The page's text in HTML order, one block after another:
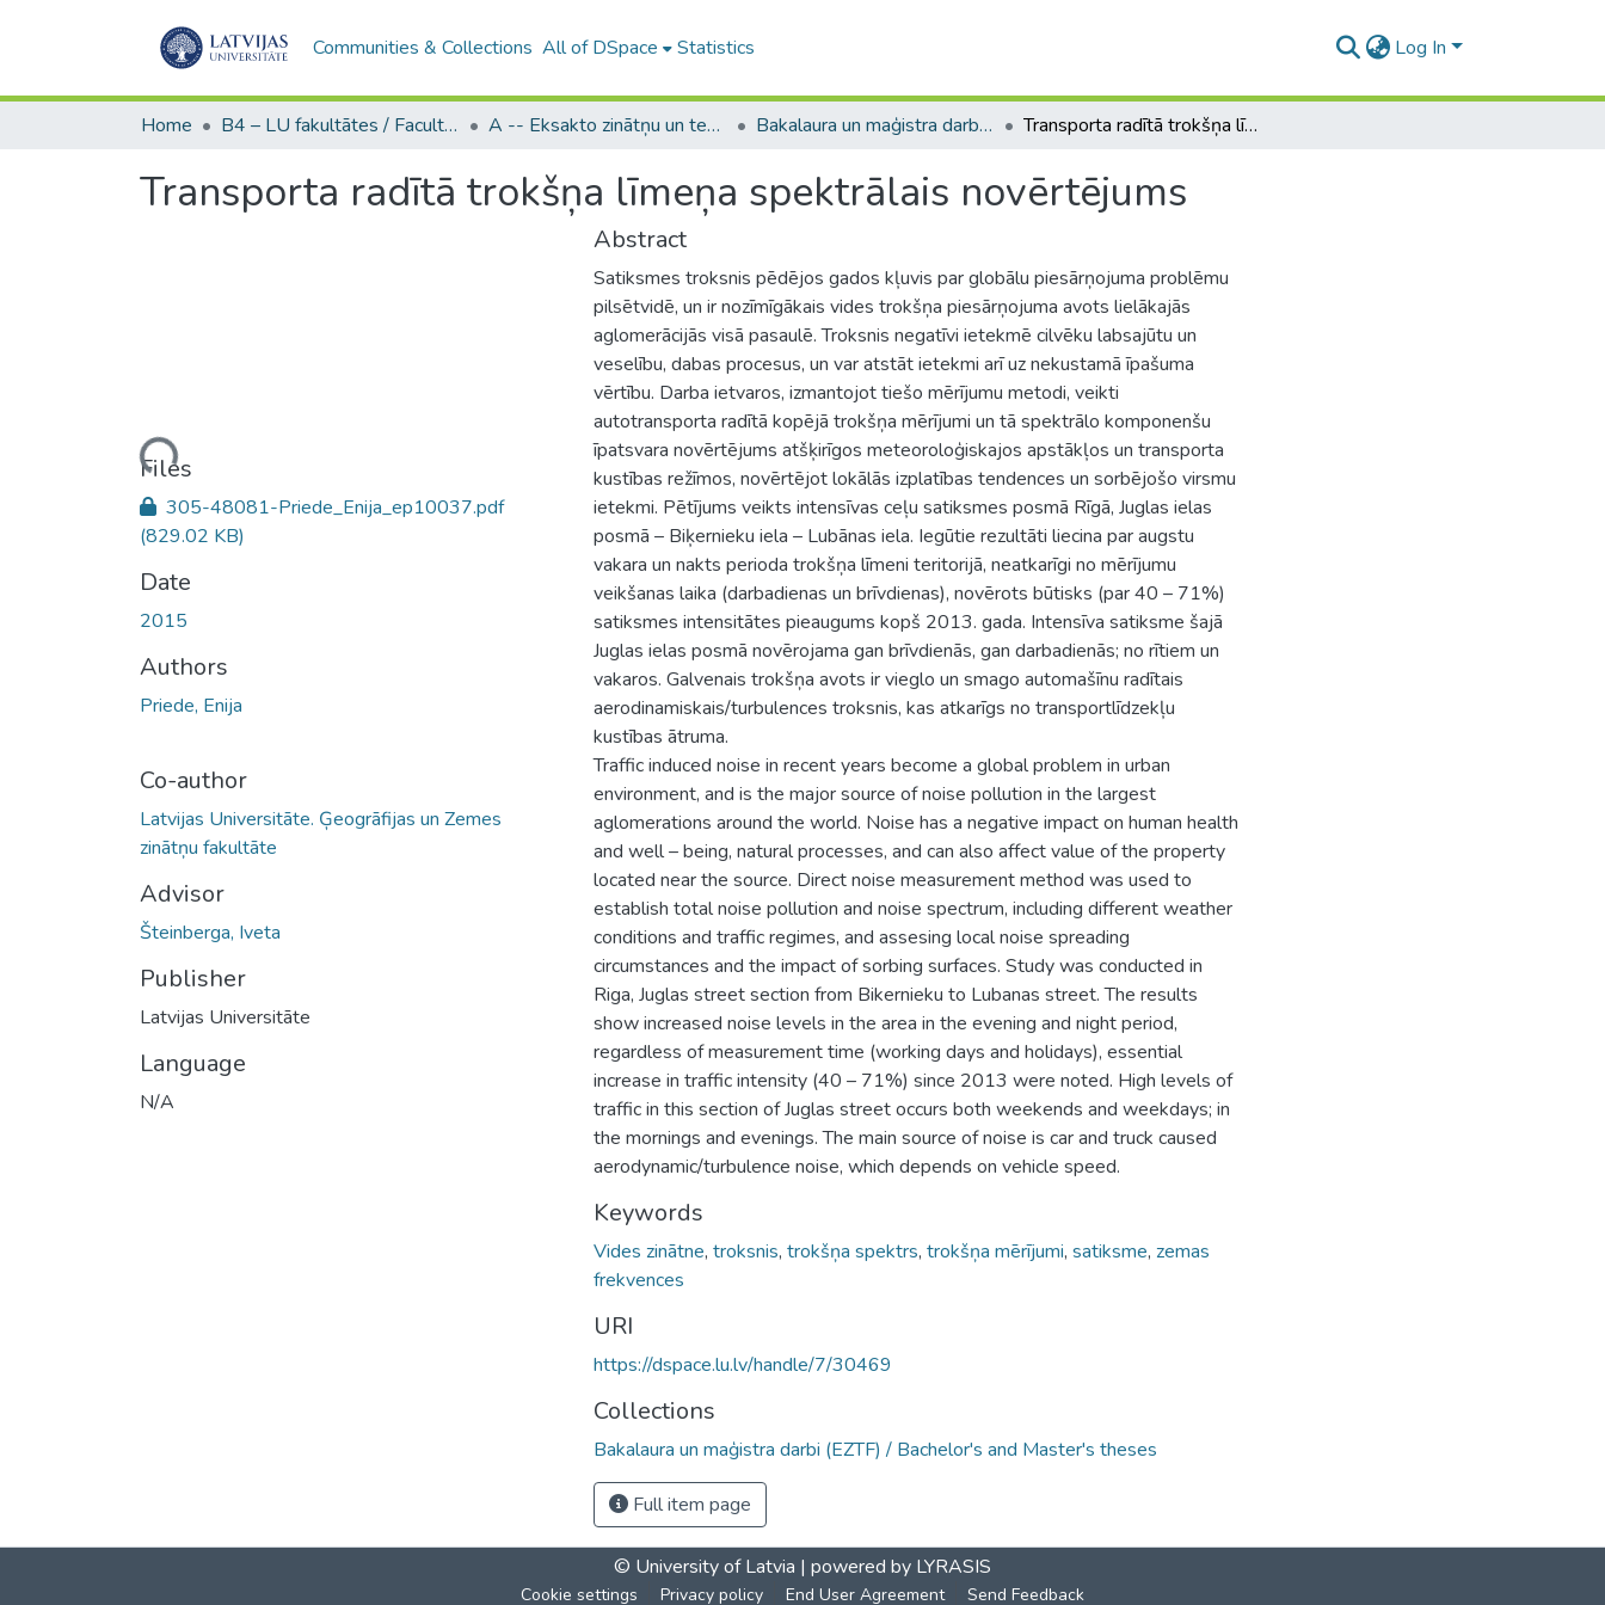
Communities & Collections All of DSpace Statistics Log In
Home B4 – LU fakultātes / Faculties of the UL A -- Eksakto zinātņu un tehnoloģiju fakultāte / Faculty of Science and Technology Bakalaura un maģistra darbi (EZTF) / Bachelor's and Master's theses Transporta radītā trokšņa līmeņa spektrālais novērtējums
Transporta radītā trokšņa līmeņa spektrālais novērtējums
Loading...
Files
305-48081-Priede_Enija_ep10037.pdf
(829.02 KB)
Date
2015
Authors
Priede, Enija
Co-author
Latvijas Universitāte. Ģeogrāfijas un Zemes
zinātņu fakultāte
Advisor
Šteinberga, Iveta
Publisher
Latvijas Universitāte
Language
N/A
Abstract
Satiksmes troksnis pēdējos gados kļuvis par globālu piesārņojuma problēmu
pilsētvidē, un ir nozīmīgākais vides trokšņa piesārņojuma avots lielākajās
aglomerācijās visā pasaulē. Troksnis negatīvi ietekmē cilvēku labsajūtu un
veselību, dabas procesus, un var atstāt ietekmi arī uz nekustamā īpašuma
vērtību. Darba ietvaros, izmantojot tiešo mērījumu metodi, veikti
autotransporta radītā kopējā trokšņa mērījumi un tā spektrālo komponenšu
īpatsvara novērtējums atšķirīgos meteoroloģiskajos apstākļos un transporta
kustības režīmos, novērtējot lokālās izplatības tendences un sorbējošo virsmu
ietekmi. Pētījums veikts intensīvas ceļu satiksmes posmā Rīgā, Juglas ielas
posmā – Biķernieku iela – Lubānas iela. Iegūtie rezultāti liecina par augstu
vakara un nakts perioda trokšņa līmeni teritorijā, neatkarīgi no mērījumu
veikšanas laika (darbadienas un brīvdienas), novērots būtisks (par 40 – 71%)
satiksmes intensitātes pieaugums kopš 2013. gada. Intensīva satiksme šajā
Juglas ielas posmā novērojama gan brīvdienās, gan darbadienās; no rītiem un
vakaros. Galvenais trokšņa avots ir vieglo un smago automašīnu radītais
aerodinamiskais/turbulences troksnis, kas atkarīgs no transportlīdzekļu
kustības ātruma.
Traffic induced noise in recent years become a global problem in urban
environment, and is the major source of noise pollution in the largest
aglomerations around the world. Noise has a negative impact on human health
and well – being, natural processes, and can also affect value of the property
located near the source. Direct noise measurement method was used to
establish total noise pollution and noise spectrum, including different weather
conditions and traffic regimes, and assesing local noise spreading
circumstances and the impact of sorbing surfaces. Study was conducted in
Riga, Juglas street section from Bikernieku to Lubanas street. The results
show increased noise levels in the area in the evening and night period,
regardless of measurement time (working days and holidays), essential
increase in traffic intensity (40 – 71%) since 2013 were noted. High levels of
traffic in this section of Juglas street occurs both weekends and weekdays; in
the mornings and evenings. The main source of noise is car and truck caused
aerodynamic/turbulence noise, which depends on vehicle speed.
Keywords
Vides zinātne, troksnis, trokšņa spektrs, trokšņa mērījumi, satiksme, zemas
frekvences
URI
https://dspace.lu.lv/handle/7/30469
Collections
Bakalaura un maģistra darbi (EZTF) / Bachelor's and Master's theses
Full item page
© University of Latvia | powered by LYRASIS
Cookie settings Privacy policy End User Agreement Send Feedback